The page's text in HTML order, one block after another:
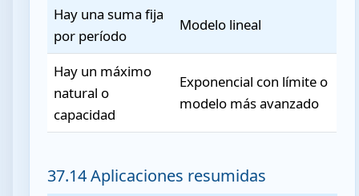
Hay una suma fija
por período
Modelo lineal
Hay un máximo
natural o
capacidad
Exponencial con límite o
modelo más avanzado
37.14 Aplicaciones resumidas